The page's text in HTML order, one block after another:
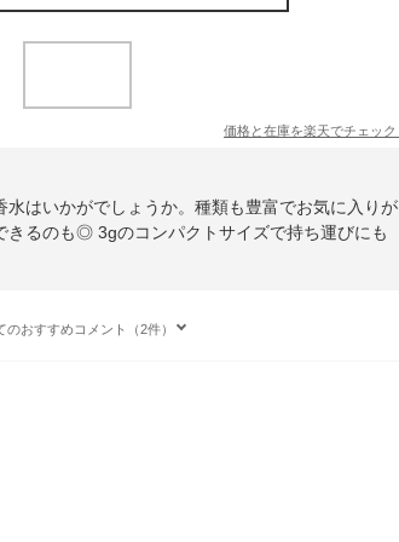
価格と在庫を楽天でチェック
はいかがでしょうか。種類も豊富でお気に入りが
きるのも◎ 3gのコンパクトサイズで持ち運びにも
のおすすめコメント（2件）